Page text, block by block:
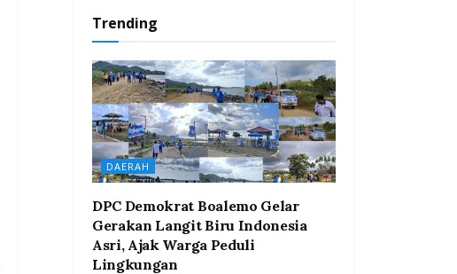
Trending
DAERAH
DPC Demokrat Boalemo Gelar
Gerakan Langit Biru Indonesia
Asri, Ajak Warga Peduli
Lingkungan